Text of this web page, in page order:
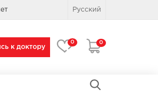
Русский
к доктору
0 0